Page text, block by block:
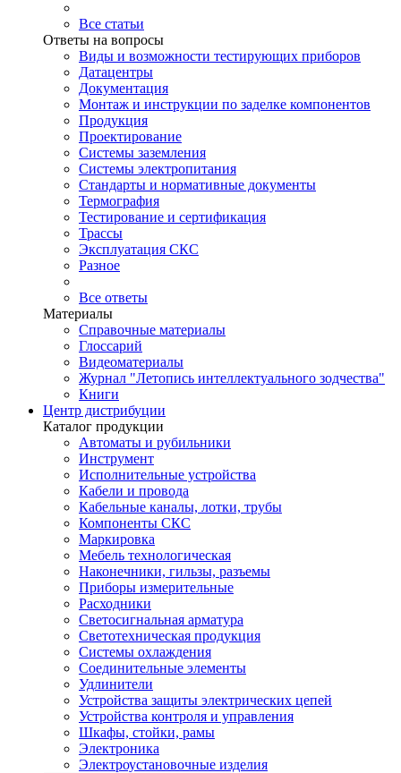
Все статьи
Ответы на вопросы
Виды и возможности тестирующих приборов
Датацентры
Документация
Монтаж и инструкции по заделке компонентов
Продукция
Проектирование
Системы заземления
Системы электропитания
Стандарты и нормативные документы
Термография
Тестирование и сертификация
Трассы
Эксплуатация СКС
Разное
Все ответы
Материалы
Справочные материалы
Глоссарий
Видеоматериалы
Журнал "Летопись интеллектуального зодчества"
Книги
Центр дистрибуции
Каталог продукции
Автоматы и рубильники
Инструмент
Исполнительные устройства
Кабели и провода
Кабельные каналы, лотки, трубы
Компоненты СКС
Маркировка
Мебель технологическая
Наконечники, гильзы, разъемы
Приборы измерительные
Расходники
Светосигнальная арматура
Светотехническая продукция
Системы охлаждения
Соединительные элементы
Удлинители
Устройства защиты электрических цепей
Устройства контроля и управления
Шкафы, стойки, рамы
Электроника
Электроустановочные изделия